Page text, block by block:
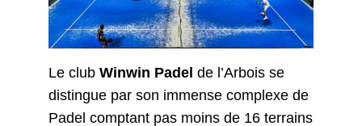
Le club Winwin Padel de l’Arbois se
distingue par son immense complexe de
Padel comptant pas moins de 16 terrains